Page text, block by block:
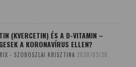
(KVERCETIN) ÉS A D-VITAMIN –
A KORONAVÍRUS ELLEN?
- SZOBOSZLAI KRISZTINA 2020/03/20